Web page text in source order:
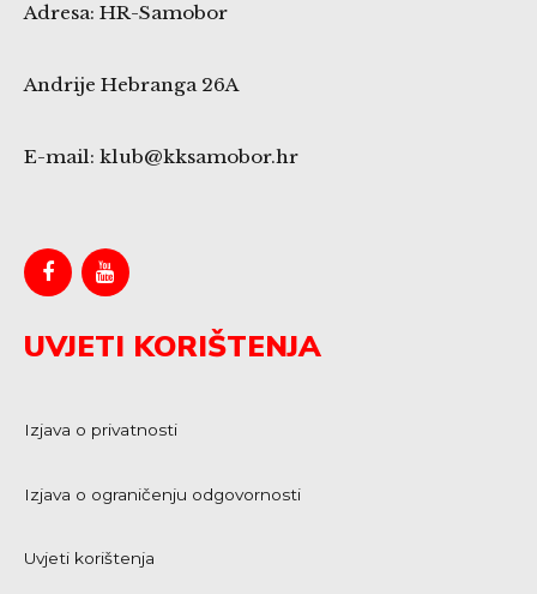
Adresa: HR-Samobor
Andrije Hebranga 26A
E-mail: klub@kksamobor.hr
UVJETI KORIŠTENJA
Izjava o privatnosti
Izjava o ograničenju odgovornosti
Uvjeti korištenja